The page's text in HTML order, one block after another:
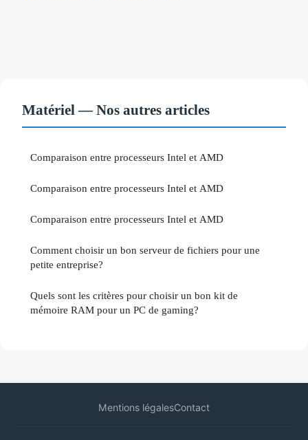
Matériel — Nos autres articles
Comparaison entre processeurs Intel et AMD
Comparaison entre processeurs Intel et AMD
Comparaison entre processeurs Intel et AMD
Comment choisir un bon serveur de fichiers pour une
petite entreprise?
Quels sont les critères pour choisir un bon kit de
mémoire RAM pour un PC de gaming?
Mentions légalesContact